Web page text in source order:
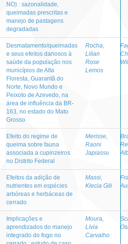
NO) : sazonalidade,
queimadas prescritas e
manejo de pastagens
degradadas
Desmatamento/queimadas
e seus efeitos danosos à
saúde da população nos
municípios de Alta
Floresta, Guarantã do
Norte, Novo Mundo e
Peixoto de Azevedo, na
área de influência da BR-
163, no estado do Mato
Grosso
Rocha,
Lilian
Rose
Lemos
Efeito do regime de
queima sobre fauna
associada a cupinzeiros
no Distrito Federal
Merisse,
Raoni
Japiassu
Efeitos da adição de
nutrientes em espécies
arbóreas e herbáceas de
cerrado
Massi,
Klecia Gili
Implicações e
aprendizados do manejo
integrado do fogo no
Moura,
Lívia
Carvalho